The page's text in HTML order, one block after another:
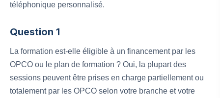
téléphonique personnalisé.
Question 1
La formation est-elle éligible à un financement par les
OPCO ou le plan de formation ? Oui, la plupart des
sessions peuvent être prises en charge partiellement ou
totalement par les OPCO selon votre branche et votre